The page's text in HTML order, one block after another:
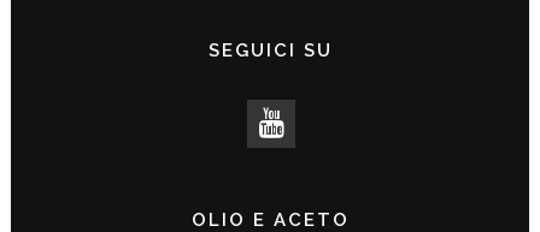
SEGUICI SU
OLIO E ACETO